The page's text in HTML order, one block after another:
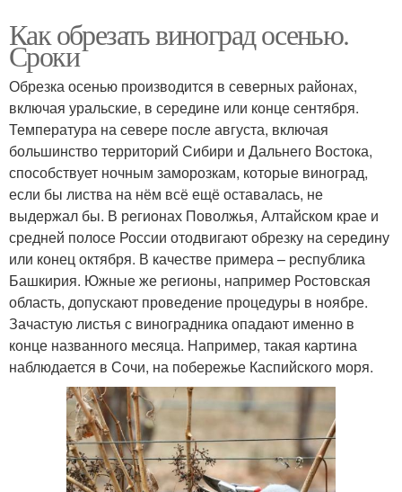
Как обрезать виноград осенью.
Сроки
Обрезка осенью производится в северных районах,
включая уральские, в середине или конце сентября.
Температура на севере после августа, включая
большинство территорий Сибири и Дальнего Востока,
способствует ночным заморозкам, которые виноград,
если бы листва на нём всё ещё оставалась, не
выдержал бы. В регионах Поволжья, Алтайском крае и
средней полосе России отодвигают обрезку на середину
или конец октября. В качестве примера – республика
Башкирия. Южные же регионы, например Ростовская
область, допускают проведение процедуры в ноябре.
Зачастую листья с виноградника опадают именно в
конце названного месяца. Например, такая картина
наблюдается в Сочи, на побережье Каспийского моря.